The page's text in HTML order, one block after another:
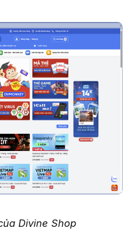
Divine Shop